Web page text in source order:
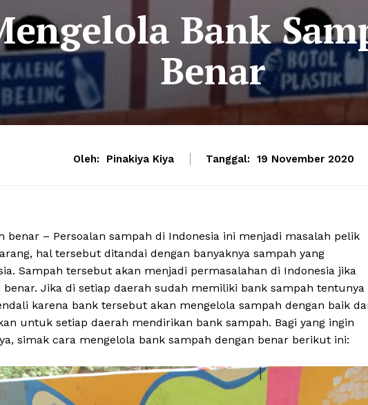
Bank
Benar
Oleh: Pinakiya Kiya Tanggal: 19 November 2020
benar – Persoalan sampah di Indonesia ini menjadi masalah pelik
hal tersebut ditandai dengan banyaknya sampah yang
Sampah tersebut akan menjadi permasalahan di Indonesia jika
Jika di setiap daerah sudah memiliki bank sampah tentunya
karena bank tersebut akan mengelola sampah dengan baik
untuk setiap daerah mendirikan bank sampah. Bagi yang ingin
simak cara mengelola bank sampah dengan benar berikut ini: